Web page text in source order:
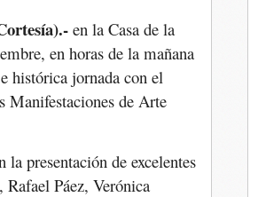
en la Casa de la
en horas de la mañana
histórica jornada con el
Manifestaciones de Arte
presentación de excelentes
Páez, Verónica